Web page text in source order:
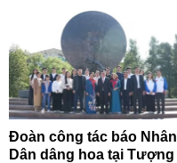
Đoàn công tác báo Nhân
Dân dâng hoa tại Tượng